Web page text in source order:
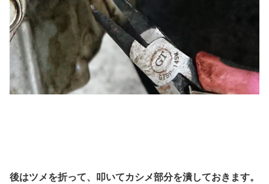
後はツメを折って、叩いてカシメ部分を潰しておきます。